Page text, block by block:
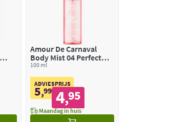
Amour De Carnaval
Body Mist 04 Perfect
Paradise
100 ml
ADVIESPRIJS
5,99 4,95
Maandag in huis